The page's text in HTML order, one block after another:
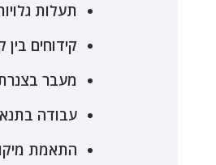
תעלות
קידוחים
מעבר
עבודה
התאמת